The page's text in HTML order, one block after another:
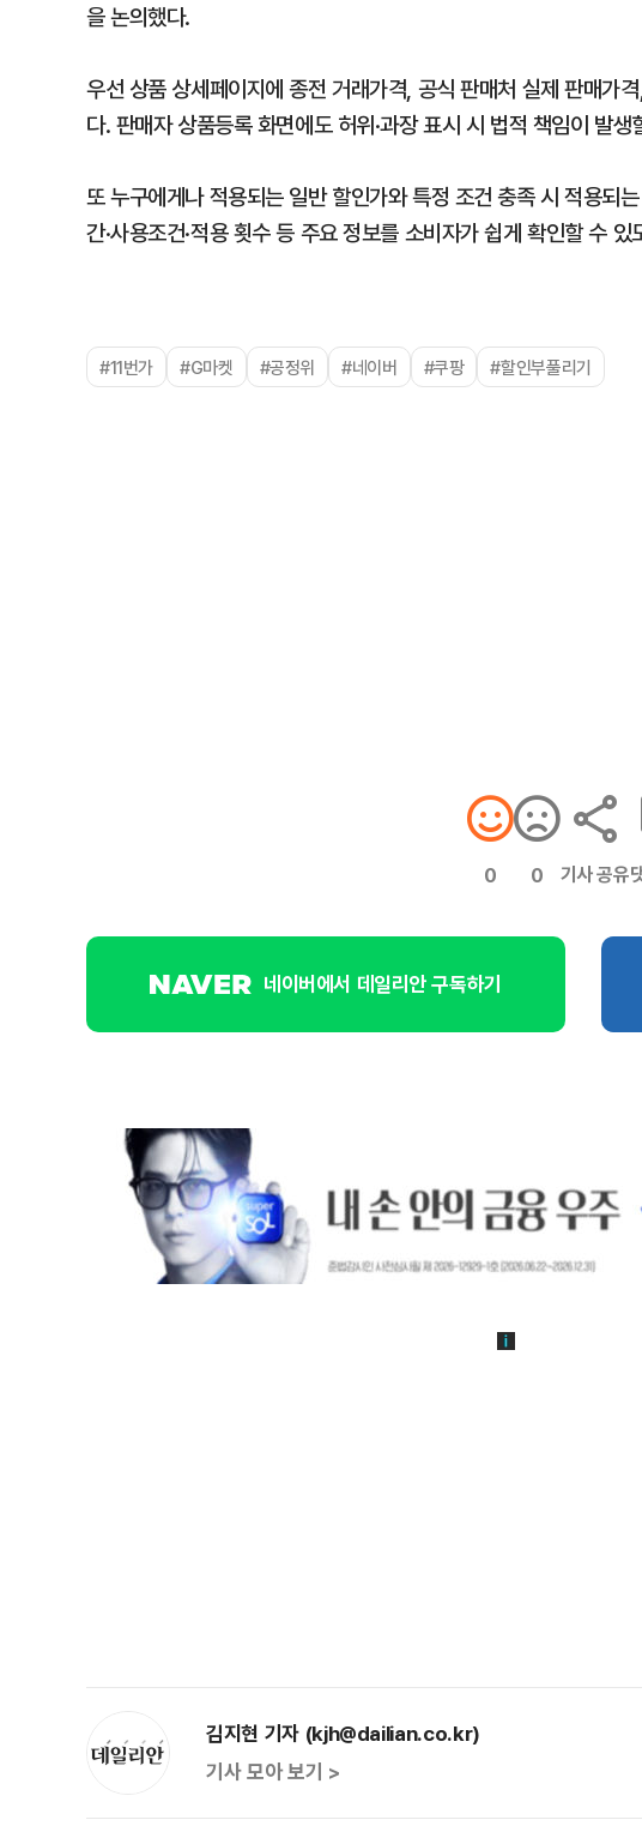
을 논의했다.
우선 상품 상세페이지에 종전 거래가격, 공식 판매처 실제 판매가
다. 판매자 상품등록 화면에도 허위·과장 표시 시 법적 책임이 발
또 누구에게나 적용되는 일반 할인가와 특정 조건 충족 시 적용되
간·사용조건·적용 횟수 등 주요 정보를 소비자가 쉽게 확인할 수
#11번가 #G마켓 #공정위 #네이버 #쿠팡 #할인부풀리기
0 0 기사 공유
네이버에서 데일리안 구독하기
김지현 기자 (kjh@dailian.co.kr)
기사 모아 보기 >